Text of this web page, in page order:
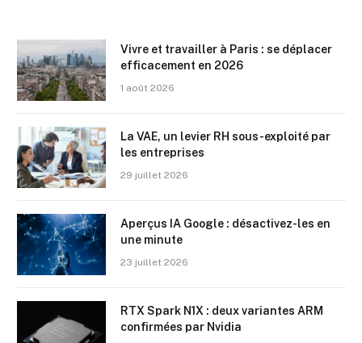
Vivre et travailler à Paris : se déplacer
efficacement en 2026
1 août 2026
La VAE, un levier RH sous-exploité par
les entreprises
29 juillet 2026
Aperçus IA Google : désactivez-les en
une minute
23 juillet 2026
RTX Spark N1X : deux variantes ARM
confirmées par Nvidia